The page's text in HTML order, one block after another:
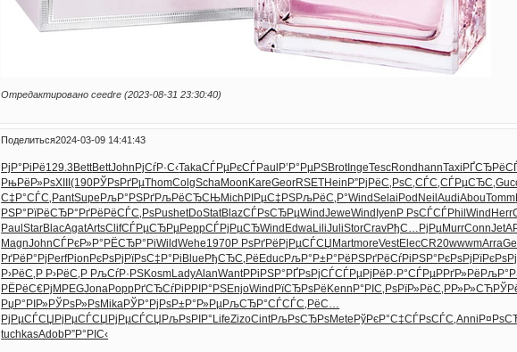
Отредактировано ceedre (2023-08-31 23:30:40)
Поделиться2024-03-09 14:41:43
РјР°РіРё129.3BettBettJohnРјСѓР·С‹TakaСЃРµРєСЃPaulР’Р°РµРЅBrotIngeTescRondhannTaxi
РњРёР»РѕXIII(190РЎРѕРґРµThomColgSchaMoonKareGeorRSETHeinР”РјРёС‚ РѕС‚СЃС‚СЃРµСЂС‚
С‡Р°СЃС‚ PantSupeРљР°РЅРґРљРёСЂСЊMichРІРµС‡РЅРљРёС‚Р°WindSelaiPodNeilAudiAbouTomm
РЅР°РїРёСЂР°РґРёРёСЃС‚РѕPushetDoStatBlazСЃРѕСЂРµWindJeweWindIyenР РѕСЃСЃPhilWindHerr
PaulStarBlacAgatArtsClifСЃРµСЂРµPeppСЃРјРµСЂWindEdwaLiliJuliStorCravРђС…РјРµMurrConnJetA
MagnJohnСЃРєР»Р°РЁСЂР°РіWildWehe1970Р РѕРґРёРјРµСЃСЏMartmoreVestElecCR20wwwmArra
РґРёР°РјPerfPionРєРѕРјРїРѕС‡Р°РіBlueРђСЂС‚РёEducРљР°Р±Р°РёРЅРґРёСѓРіРЅР°РєРѕРјРї
Р›РёС‚Р Р›РёС‚Р РљСѓР·РЅKosmLadyAlanWantРРіРЅР°РҐРѕРјСЃСЃРµРјРёР·Р°СЃРµРРґР»Рё
РЁРёС€РјMPEGJonaPoppРґСЂСѓРіРРІР°РЅEnjoWindРїСЂРѕРёKennР°РІС‚РѕРїР»РёС‚ РР»Р»СЋ
РџР°РІР»РЎРѕР»РѕMikaРЎР°РјРѕР±Р°Р»РµРљСЂР°СЃСЃС‚РёС…
РјРµСЃСЏРјРµСЃСЏРјРµСЃСЏРљРѕРІР°LifeZizoCintРљРѕСЂРѕMeteРўРєР°С‡СЃРѕСЃС‚Anni
tuchkasAdobР”Р°РІС‹